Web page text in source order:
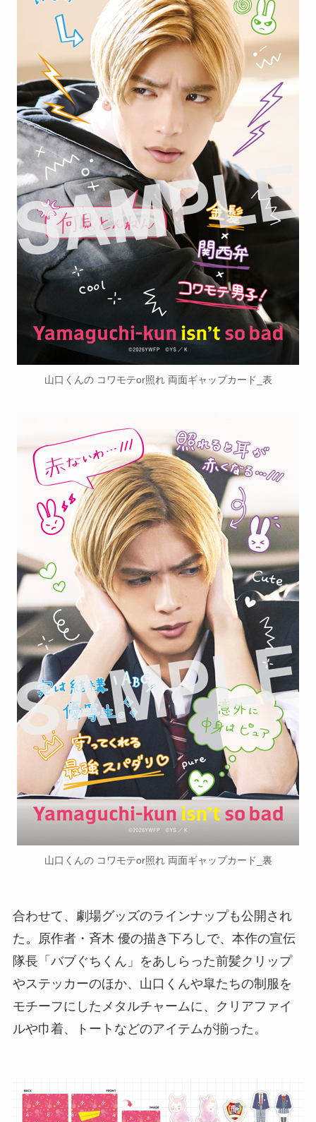
山口くんの コワモテor照れ 両面ギャップカード_表
山口くんの コワモテor照れ 両面ギャップカード_裏
合わせて、劇場グッズのラインナップも公開され
た。原作者・斉木 優の描き下ろしで、本作の宣伝
隊長「バブぐちくん」をあしらった前髪クリップ
やステッカーのほか、山口くんや皐たちの制服を
モチーフにしたメタルチャームに、クリアファイ
ルや巾着、トートなどのアイテムが揃った。